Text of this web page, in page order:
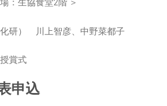
研） 川上智彦、中野菜都子
賞式
申込